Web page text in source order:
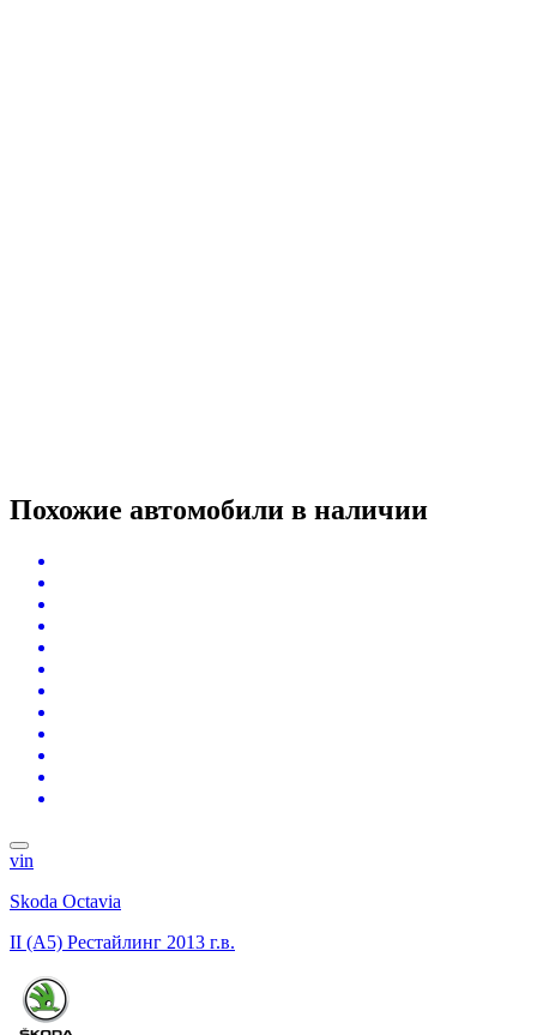
Похожие автомобили в наличии
vin
Skoda Octavia
II (A5) Рестайлинг 2013 г.в.